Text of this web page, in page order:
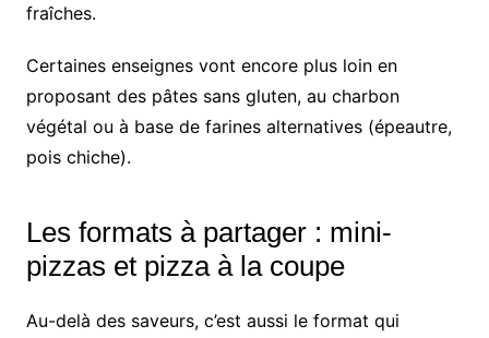
fraîches.
Certaines enseignes vont encore plus loin en
proposant des pâtes sans gluten, au charbon
végétal ou à base de farines alternatives (épeautre,
pois chiche).
Les formats à partager : mini-
pizzas et pizza à la coupe
Au-delà des saveurs, c’est aussi le format qui